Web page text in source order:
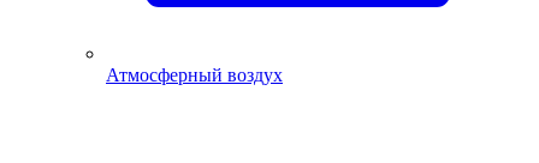
Атмосферный воздух